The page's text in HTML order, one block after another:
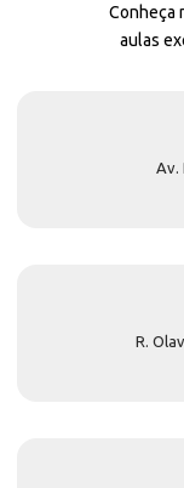
Conheça
aulas
Av.
R.